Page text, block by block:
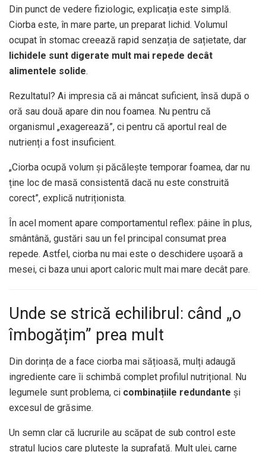
Din punct de vedere fiziologic, explicația este simplă.
Ciorba este, în mare parte, un preparat lichid. Volumul
ocupat în stomac creează rapid senzația de sațietate, dar
lichidele sunt digerate mult mai repede decât
alimentele solide.
Rezultatul? Ai impresia că ai mâncat suficient, însă după o
oră sau două apare din nou foamea. Nu pentru că
organismul „exagerează”, ci pentru că aportul real de
nutrienți a fost insuficient.
„Ciorba ocupă volum și păcălește temporar foamea, dar nu
ține loc de masă consistentă dacă nu este construită
corect”, explică nutriționista.
În acel moment apare comportamentul reflex: pâine în plus,
smântână, gustări sau un fel principal consumat prea
repede. Astfel, ciorba nu mai este o deschidere ușoară a
mesei, ci baza unui aport caloric mult mai mare decât pare.
Unde se strică echilibrul: când „o
îmbogățim” prea mult
Din dorința de a face ciorba mai sățioasă, mulți adaugă
ingrediente care îi schimbă complet profilul nutrițional. Nu
legumele sunt problema, ci combinațiile redundante și
excesul de grăsime.
Un semn clar că lucrurile au scăpat de sub control este
stratul lucios care plutește la suprafață. Mult ulei, carne